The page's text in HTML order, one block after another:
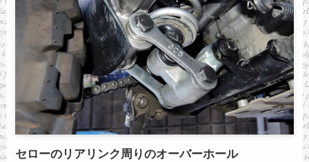
セローのリアリンク周りのオーバーホール